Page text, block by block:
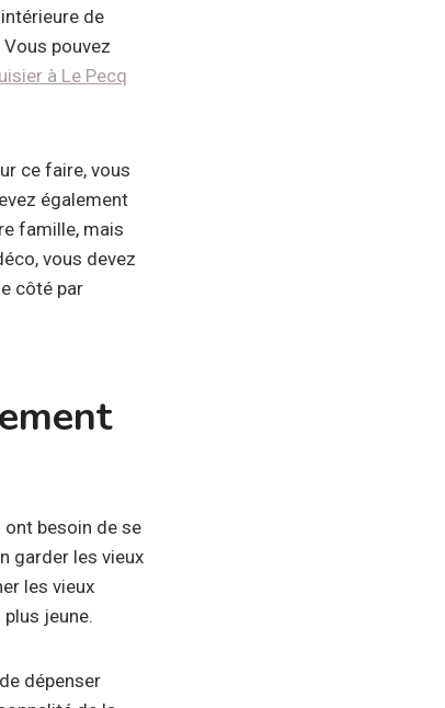
de
pouvez
à Le Pecq
ce faire, vous
également
famille, mais
vous devez
côté par
ont besoin de se
garder les vieux
les vieux
jeune.
dépenser